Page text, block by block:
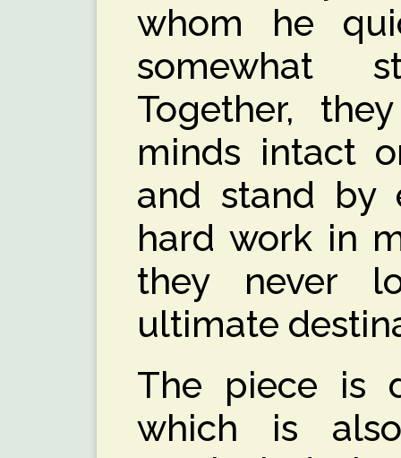
whom he
somewhat
Together,
minds intact
and stand by
hard work in
they never
ultimate
The piece is
which is